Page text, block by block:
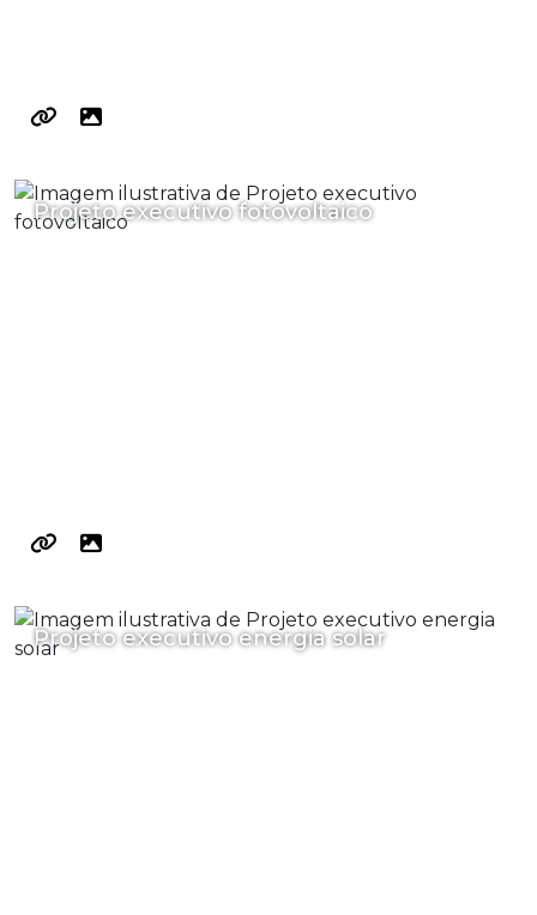
Projeto executivo fotovoltaico
Projeto executivo energia solar